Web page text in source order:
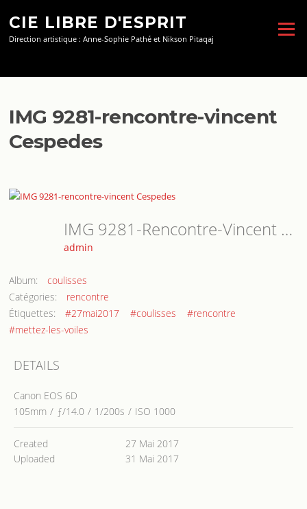
contenu
CIE LIBRE D'ESPRIT
Direction artistique : Anne-Sophie Pathé et Nikson Pitaqaj
Menu
IMG 9281-rencontre-vincent
Cespedes
IMG 9281-Rencontre-Vincent Cespedes
admin
Album:
coulisses
Catégories:
rencontre
Étiquettes:
#27mai2017 #coulisses
#rencontre
#mettez-les-voiles
DETAILS
Canon EOS 6D
105mm / ƒ/14.0 / 1/200s / ISO 1000
Created
27 Mai 2017
Uploaded
31 Mai 2017